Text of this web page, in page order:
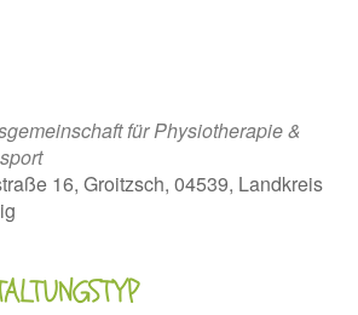
iCalendar
für Physiotherapie &
16, Groitzsch, 04539, Landkreis